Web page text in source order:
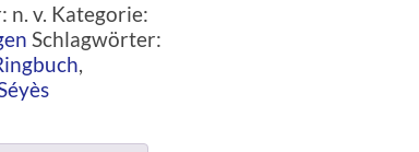
n. v. Kategorie:
Schlagwörter:
,